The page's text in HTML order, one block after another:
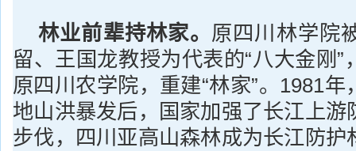
林业前辈持林家。 原四川林学院
留、王国龙教授为代表的“八大金刚”
原四川农学院，重建“林家”。1981
地山洪暴发后，国家加强了长江上游
步伐，四川亚高山森林成为长江防护